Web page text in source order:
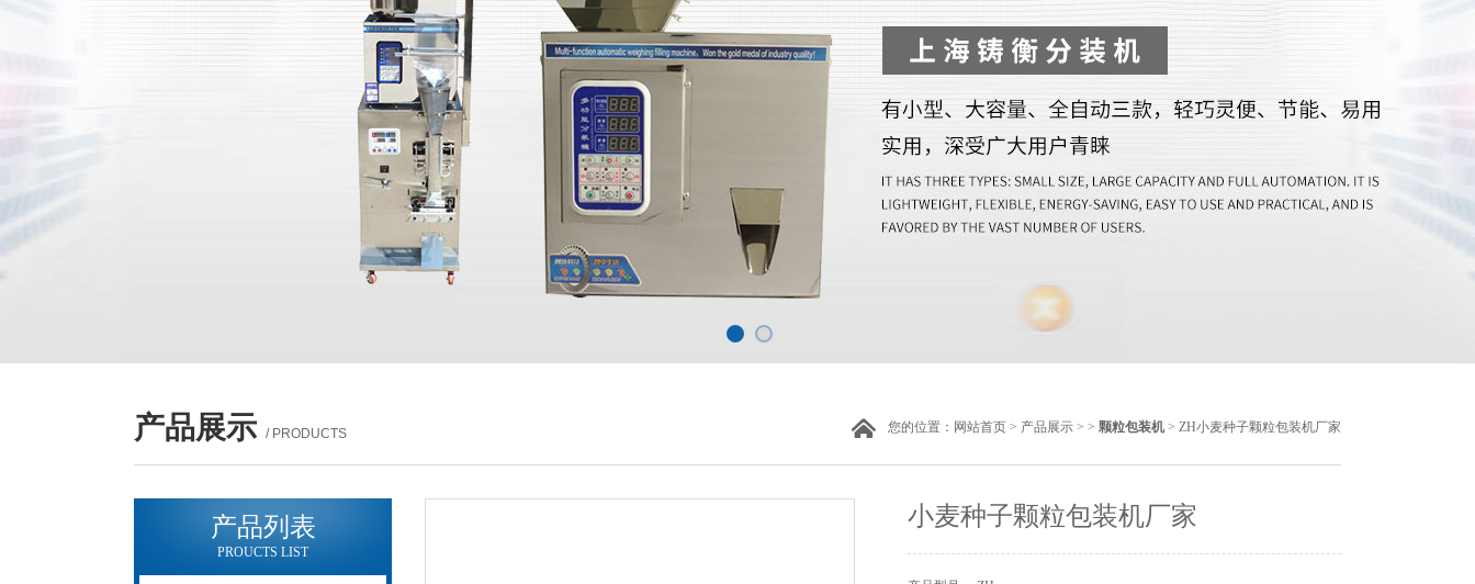
产品展示 / PRODUCTS 您的位置： 网站首页 > 产品展示 > > 颗粒包装机 > ZH小麦种子颗粒包装机厂家
产品列表
PROUCTS LIST
小麦种子颗粒包装机厂家